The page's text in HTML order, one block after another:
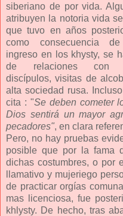
siberiano de por vida.
atribuyen la notoria vida
que tuvo en años
como consecuencia
ingreso en los khysty, se
de relaciones con
discípulos, visitas de
alta sociedad rusa.
cita : "Se deben cometer
Dios sentirá un mayor
pecadores", en clara
Pero, no hay pruebas
posible que por la fama
dichas costumbres, o por
llamativo y mujeriego
de practicar orgías
mas licenciosa, fue
khlysty. De hecho, tras